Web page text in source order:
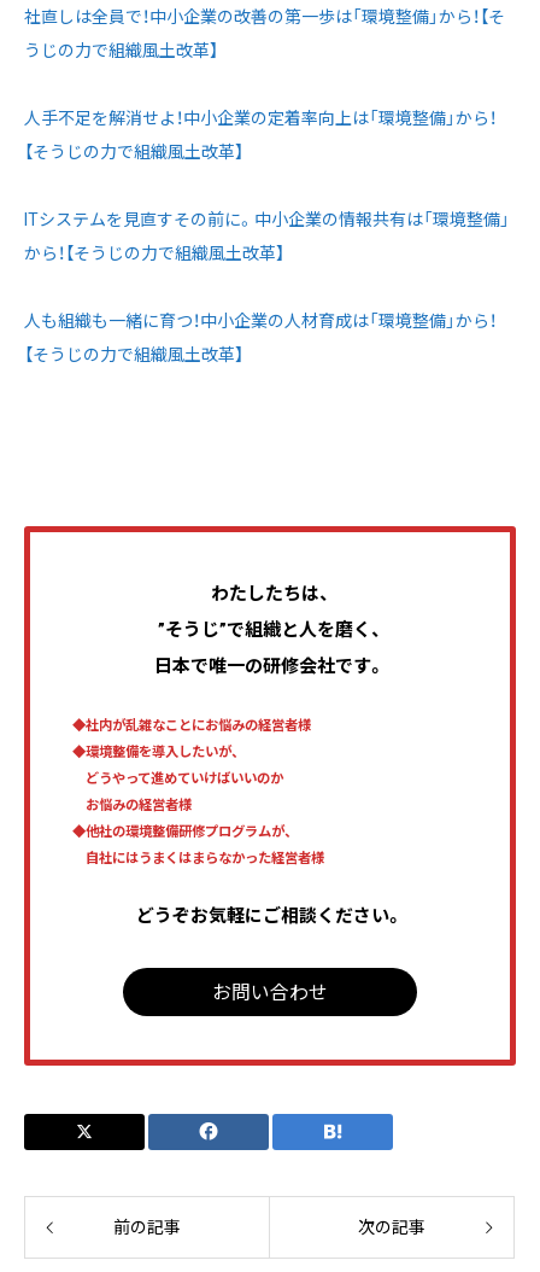
社直しは全員で！中小企業の改善の第一歩は「環境整備」から！【そ
うじの力で組織風土改革】
人手不足を解消せよ！中小企業の定着率向上は「環境整備」から！
【そうじの力で組織風土改革】
ITシステムを見直すその前に。中小企業の情報共有は「環境整備」
から！【そうじの力で組織風土改革】
人も組織も一緒に育つ！中小企業の人材育成は「環境整備」から！
【そうじの力で組織風土改革】
わたしたちは、
”そうじ”で組織と人を磨く、
日本で唯一の研修会社です。
◆社内が乱雑なことにお悩みの経営者様
◆環境整備を導入したいが、
どうやって進めていけばいいのか
お悩みの経営者様
◆他社の環境整備研修プログラムが、
自社にはうまくはまらなかった経営者様
どうぞお気軽にご相談ください。
お問い合わせ
前の記事 次の記事